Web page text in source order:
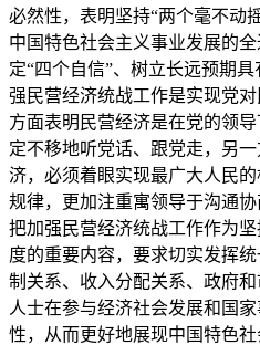
必然性，表明坚持“两个毫不动
中国特色社会主义事业发展的
定“四个自信”、树立长远预期
强民营经济统战工作是实现党
方面表明民营经济是在党的领
定不移地听党话、跟党走，另
济，必须着眼实现最广大人民
规律，更加注重寓领导于沟通
把加强民营经济统战工作作为
度的重要内容，要求切实发挥
制关系、收入分配关系、政府
人士在参与经济社会发展和国
性，从而更好地展现中国特色